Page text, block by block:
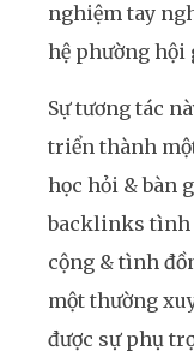
nghiệm tay
hệ phường hội
Sự tương tác
triển thành
học hỏi & bàn
backlinks tình
cộng & tình
một thường
được sự phụ